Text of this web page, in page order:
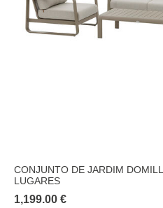
CONJUNTO DE JARDIM
LUGARES
1,199.00 €